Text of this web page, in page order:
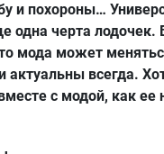
и похороны…
одна черта лодочек.
мода может
актуальны всегда.
с модой, как ее